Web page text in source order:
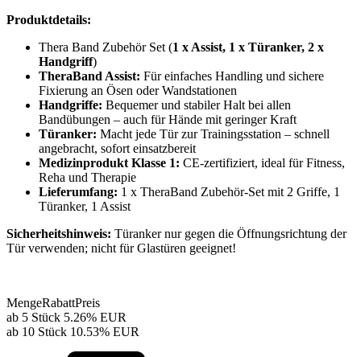
Produktdetails:
Thera Band Zubehör Set (1 x Assist, 1 x Türanker, 2 x
Handgriff)
TheraBand Assist: Für einfaches Handling und sichere
Fixierung an Ösen oder Wandstationen
Handgriffe: Bequemer und stabiler Halt bei allen
Bandübungen – auch für Hände mit geringer Kraft
Türanker: Macht jede Tür zur Trainingsstation – schnell
angebracht, sofort einsatzbereit
Medizinprodukt Klasse 1: CE-zertifiziert, ideal für Fitness,
Reha und Therapie
Lieferumfang: 1 x TheraBand Zubehör-Set mit 2 Griffe, 1
Türanker, 1 Assist
Sicherheitshinweis: Türanker nur gegen die Öffnungsrichtung der
Tür verwenden; nicht für Glastüren geeignet!
MengeRabattPreis
ab 5 Stück 5.26% EUR
ab 10 Stück 10.53% EUR